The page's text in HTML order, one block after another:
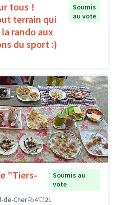
tous !
terrain qui
rando aux
du sport :)
Soumis
au vote
"Tiers-
Soumis au
vote
de-Cher
4 21